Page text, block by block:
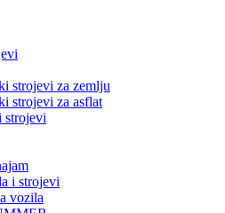
strojevi za zemlju
strojevi za asflat
strojevi
i strojevi
vozila